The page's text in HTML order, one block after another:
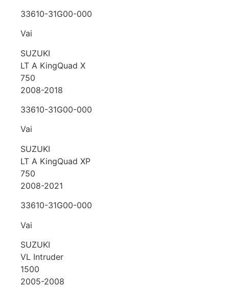
33610-31G00-000
Vai
SUZUKI
LT A KingQuad X
750
2008-2018
33610-31G00-000
Vai
SUZUKI
LT A KingQuad XP
750
2008-2021
33610-31G00-000
Vai
SUZUKI
VL Intruder
1500
2005-2008